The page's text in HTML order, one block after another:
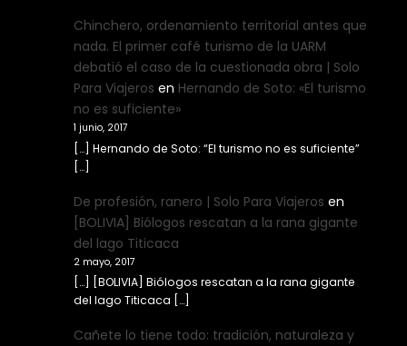
Chinchero, ordenamiento territorial antes que
nada. El primer café turismo de la UARM
debatió el caso de la cuestionada obra | Solo
Para Viajeros en Hernando de Soto: «El turismo
no es suficiente»
1 junio, 2017
[…] Hernando de Soto: “El turismo no es suficiente”
[…]
De profesión, ranero | Solo Para Viajeros en
[BOLIVIA] Biólogos rescatan a la rana gigante
del lago Titicaca
2 mayo, 2017
[…] [BOLIVIA] Biólogos rescatan a la rana gigante
del lago Titicaca […]
Cañete lo tiene todo: tradición, naturaleza y